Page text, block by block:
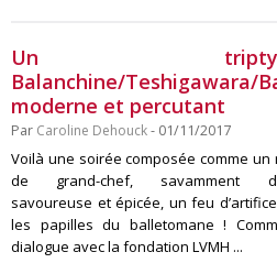
Un
Balanchine/Teshigawara/
moderne et percutant
Par Caroline Dehouck- 01/11/2017
Voilà une soirée composée comme un
de grand-chef, savamment
savoureuse et épicée, un feu
les papilles du balletomane !
dialogue avec la fondation LVMH ...